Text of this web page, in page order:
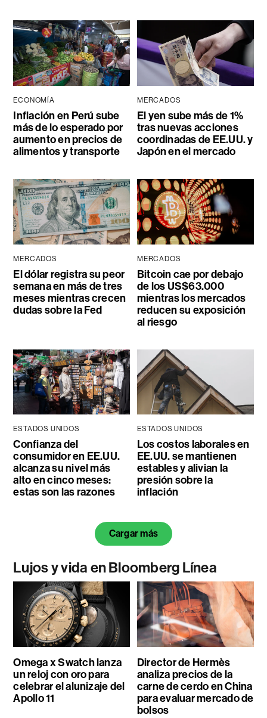
ECONOMÍA
Inflación en Perú sube
más de lo esperado por
aumento en precios de
alimentos y transporte
MERCADOS
El yen sube más de 1%
tras nuevas acciones
coordinadas de EE.UU. y
Japón en el mercado
MERCADOS
El dólar registra su peor
semana en más de tres
meses mientras crecen
dudas sobre la Fed
MERCADOS
Bitcoin cae por debajo
de los US$63.000
mientras los mercados
reducen su exposición
al riesgo
ESTADOS UNIDOS
Confianza del
consumidor en EE.UU.
alcanza su nivel más
alto en cinco meses:
estas son las razones
ESTADOS UNIDOS
Los costos laborales en
EE.UU. se mantienen
estables y alivian la
presión sobre la
inflación
Cargar más
Lujos y vida en Bloomberg Línea
Omega x Swatch lanza
un reloj con oro para
celebrar el alunizaje del
Apollo 11
Director de Hermès
analiza precios de la
carne de cerdo en China
para evaluar mercado de
bolsos